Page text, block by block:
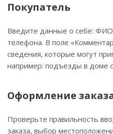
Покупатель
Введите данные о себе:
телефона. В поле
сведения, которые могут
например: подъезды в доме
Оформление
Проверьте правильность
заказа, выбор